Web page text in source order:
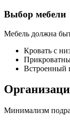
Выбор мебели
Мебель должна
Кровать с
Встроенный
Минимализм